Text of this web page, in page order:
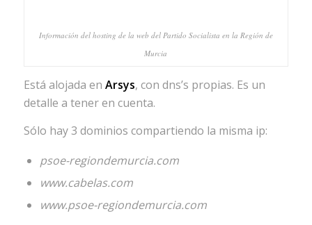
Información del hosting de la web del Partido Socialista en la Región de
Murcia
Está alojada en Arsys, con dns’s propias. Es un
detalle a tener en cuenta.
Sólo hay 3 dominios compartiendo la misma ip:
psoe-regiondemurcia.com
www.cabelas.com
www.psoe-regiondemurcia.com